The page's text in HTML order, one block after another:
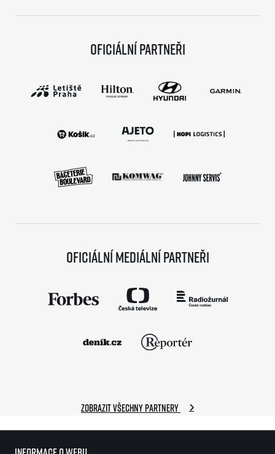
Oficiální partneři
Oficiální mediální partneři
Zobrazit všechny partnery